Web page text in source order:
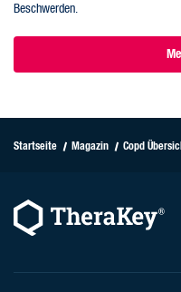
Beschwerden.
Startseite Magazin Copd